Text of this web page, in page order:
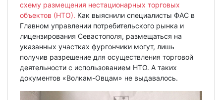
схему размещения нестационарных торговых
объектов (НТО). Как выяснили специалисты ФАС в
Главном управлении потребительского рынка и
лицензирования Севастополя, размещаться на
указанных участках фургончики могут, лишь
получив разрешение для осуществления торговой
деятельности с использованием НТО. А таких
документов «Волкам-Овцам» не выдавалось.